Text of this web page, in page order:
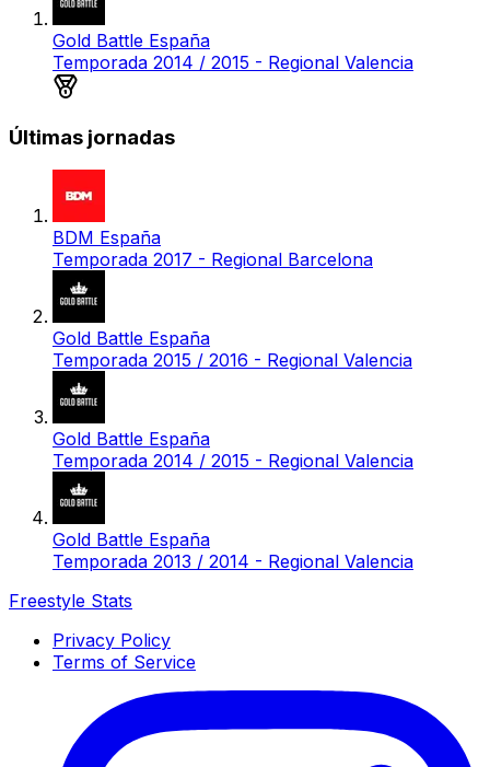
Gold Battle España
Temporada 2014 / 2015 - Regional Valencia
Últimas jornadas
BDM España
Temporada 2017 - Regional Barcelona
Gold Battle España
Temporada 2015 / 2016 - Regional Valencia
Gold Battle España
Temporada 2014 / 2015 - Regional Valencia
Gold Battle España
Temporada 2013 / 2014 - Regional Valencia
Freestyle Stats
Privacy Policy
Terms of Service